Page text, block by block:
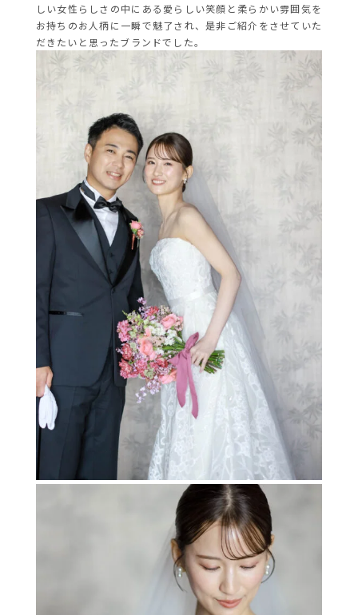
しい女性らしさの中にある愛らしい笑顔と柔らかい雰囲気を
お持ちのお人柄に一瞬で魅了され、是非ご紹介をさせていた
だきたいと思ったブランドでした。